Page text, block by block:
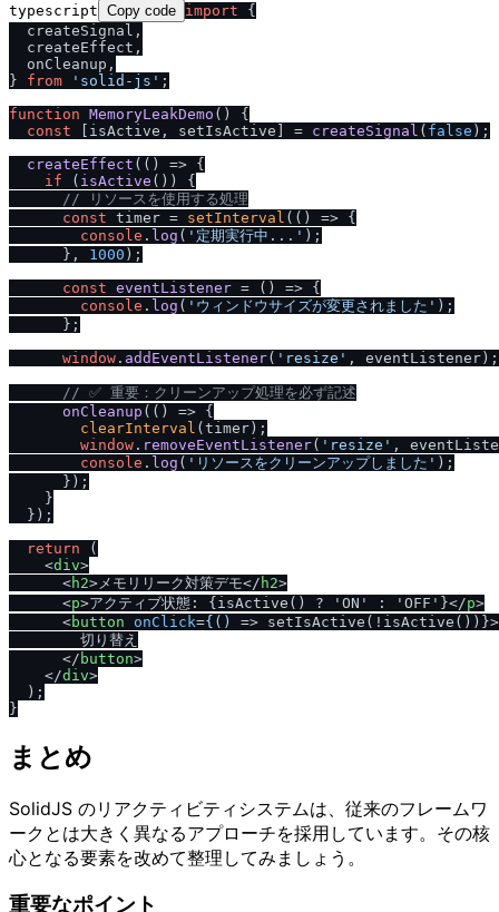
typescript Copy code import {
  createSignal,
  createEffect,
  onCleanup,
} from 'solid-js' ;
function MemoryLeakDemo ( ) {
const [isActive, setIsActive] = createSignal ( false );
createEffect ( () => {
if ( isActive ()) {
/ / リソースを使用する処理
const timer = setInterval ( () => {
console . log ( '定期実行中...' );
      },
1000 );
const eventListener = ( ) => {
console . log ( 'ウィンドウサイズが変更されました' );
      };
window . addEventListener( 'resize' , eventListener);
/ / ✅ 重要：クリーンアップ処理を必ず記述
onCleanup ( () => {
clearInterval (timer);
window . removeEventListener( 'resize' ,
console . log ( 'リソースをクリーンアップしました' );
      });
    }
  });
return (
<div>
<h2> メモリリーク対策デモ</ h2>
<p>アクティブ状態: {isActive() ? 'ON' : 'OFF'}</p>
<button onClick={() => setIsActive(!isActive())}>
        切り替え
</ button>
</div>
  );
まとめ
SolidJS のリアクティビティシステムは、従来のフレームワ
ークとは大きく異なるアプローチを採用しています。その核
心となる要素を改めて整理してみましょう。
重要なポイント